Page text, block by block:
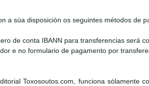
a súa disposición os seguintes métodos de
de conta IBANN para transferencias será
e no formulario de pagamento por
Toxosoutos.com, funciona sólamente